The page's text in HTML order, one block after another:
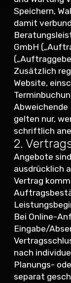
Speichern,
damit
GmbH
Zusätzlich
Website,
Abweichende
gelten nur,
schriftlich
2.
Angebote
ausdrücklich
Vertrag
Bei Online-
Eingabe/
nach
Planungs-
separat